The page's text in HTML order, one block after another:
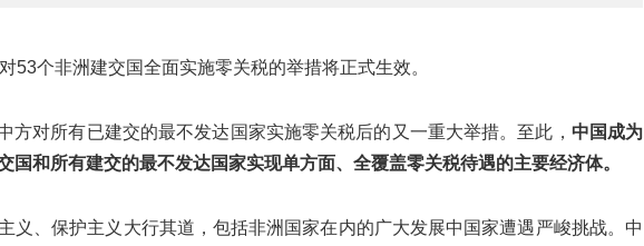
53个非洲建交国全面实施零关税的举措将正式生效。
方对所有已建交的最不发达国家实施零关税后的又一重大举措。至此， 中国成为
国和所有建交的最不发达国家实现单方面、全覆盖零关税待遇的主要经济体。
义、保护主义大行其道，包括非洲国家在内的广大发展中国家遭遇严峻挑战。中